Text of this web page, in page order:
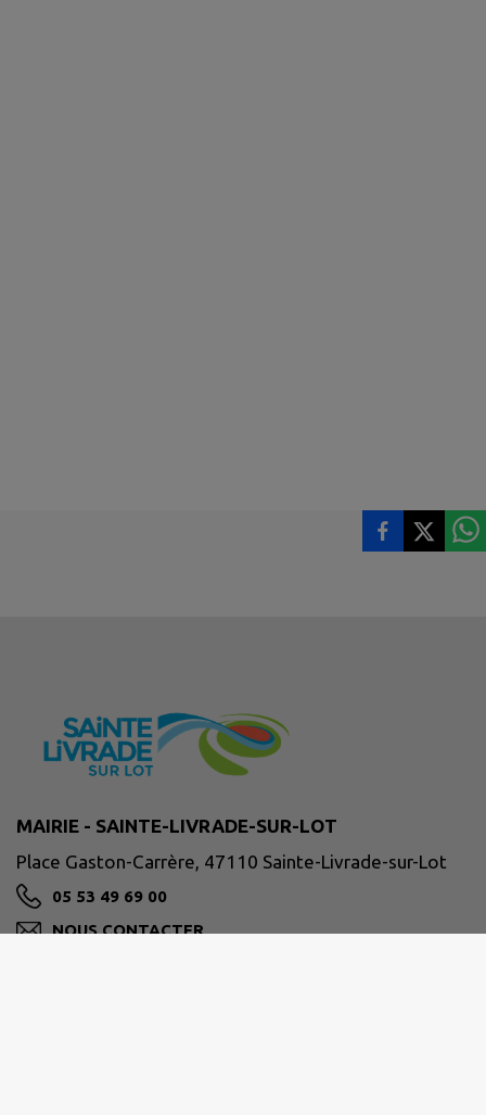
MAIRIE - SAINTE-LIVRADE-SUR-LOT
Place Gaston-Carrère, 47110 Sainte-Livrade-sur-Lot
05 53 49 69 00
NOUS CONTACTER